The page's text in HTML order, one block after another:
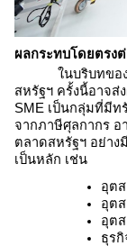
ผลกระทบโดยตรง
ในบริบทขอ
สหรัฐฯ ครั้งนี้อาจส่
SME เป็นกลุ่มที่มี
จากภาษีศุลกากร อ
ตลาดสหรัฐฯ อย่าง
เป็นหลัก เช่น
อุต
อุต
อุต
ธุรกิ